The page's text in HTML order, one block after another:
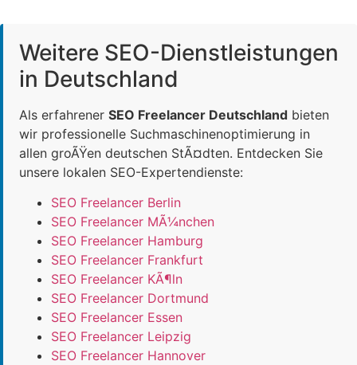
Weitere SEO-Dienstleistungen
in Deutschland
Als erfahrener SEO Freelancer Deutschland bieten
wir professionelle Suchmaschinenoptimierung in
allen groÃŸen deutschen StÃ¤dten. Entdecken Sie
unsere lokalen SEO-Expertendienste:
SEO Freelancer Berlin
SEO Freelancer MÃ¼nchen
SEO Freelancer Hamburg
SEO Freelancer Frankfurt
SEO Freelancer KÃ¶ln
SEO Freelancer Dortmund
SEO Freelancer Essen
SEO Freelancer Leipzig
SEO Freelancer Hannover